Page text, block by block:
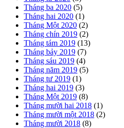
Tháng ba 2020 (5)
Tháng hai 2020 (1)
Tháng Một 2020 (2)
Tháng chín 2019 (2)
Tháng tám 2019 (13)
Tháng bảy 2019 (7)
Tháng sáu 2019 (4)
Tháng năm 2019 (5)
Tháng tư 2019 (1)
Tháng hai 2019 (3)
Tháng Một 2019 (8)
Tháng mười hai 2018 (1)
Tháng mười một 2018 (2)
Tháng mười 2018 (8)